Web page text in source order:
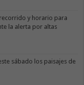
y horario para
la alerta por altas
sábado los paisajes de